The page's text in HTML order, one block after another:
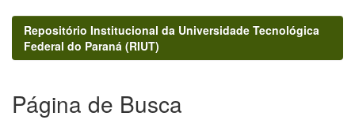
Repositório Institucional da Universidade Tecnológica
Federal do Paraná (RIUT)
Página de Busca